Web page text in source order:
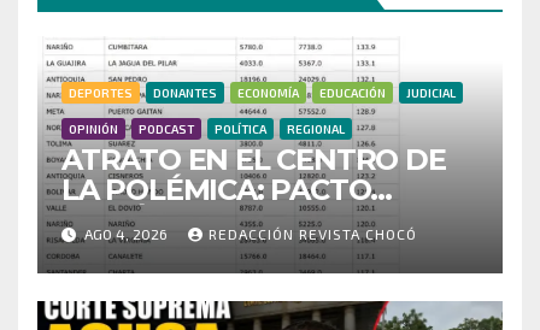
DEPORTES DONANTES ECONOMÍA EDUCACIÓN JUDICIAL
OPINIÓN PODCAST POLÍTICA REGIONAL
ATRATO EN EL CENTRO DE
LA POLÉMICA: PACTO
HISTÓRICO CUESTIONA
CENSO ELECTORAL Y PIDE
INVESTIGAR PRESUNTO
FRAUDE
AGO 4, 2026 REDACCIÓN REVISTA CHOCÓ